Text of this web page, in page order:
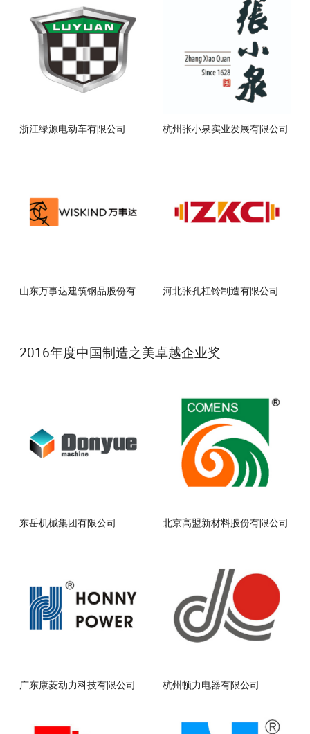
浙江绿源电动车有限公司 杭州张小泉实业发展有限公司
山东万事达建筑钢品股份有限公司 河北张孔杠铃制造有限公司
2016年度中国制造之美卓越企业奖
东岳机械集团有限公司 北京高盟新材料股份有限公司
广东康菱动力科技有限公司 杭州顿力电器有限公司